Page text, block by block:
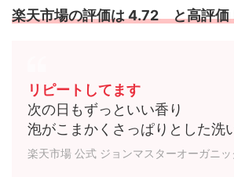
楽天市場の評価は 4.72 と高評価
リピートしてます
次の日もずっといい香り
泡がこまかくさっぱりとした洗
楽天市場 公式 ジョンマスターオーガニッ